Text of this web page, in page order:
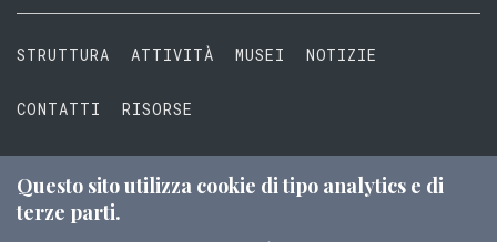
STRUTTURA ATTIVITÀ MUSEI NOTIZIE
CONTATTI RISORSE
PRIVACY COOKIE TERMINI E CONDIZIONI
Questo sito utilizza cookie di tipo analytics e di
terze parti.